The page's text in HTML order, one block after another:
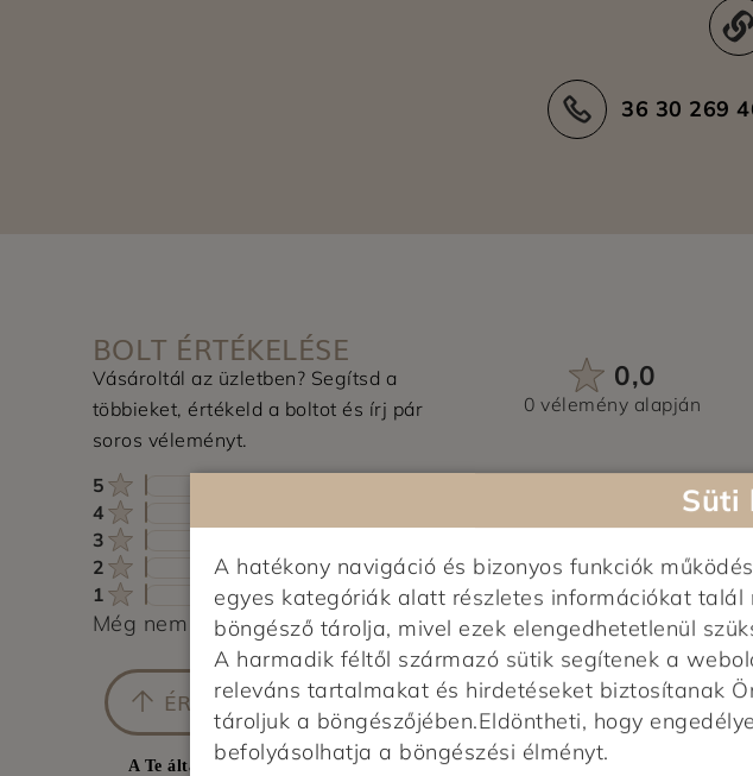
36 30 269
BOLT ÉRTÉKELÉSE
Vásároltál az üzletben? Segítsd a
többieket, értékeld a boltot és írj pár
soros véleményt.
0,0
0 vélemény alapján
5
0%
4
0%
3
2
0%
1
0%
Még nem érkezett értékelés. Légy Te az első!
ÉRTÉKELÉS ÍRÁSA
A Te általános értékelésed
Süti
A hatékony navigáció és bizonyos funkciók
egyes kategóriák alatt részletes információkat
böngésző tárolja, mivel ezek elengedhetetlenül
A harmadik féltől származó sütik segítenek a
releváns tartalmakat és hirdetéseket biztosítanak
tároljuk a böngészőjében.Eldöntheti, hogy
befolyásolhatja a böngészési élményt.